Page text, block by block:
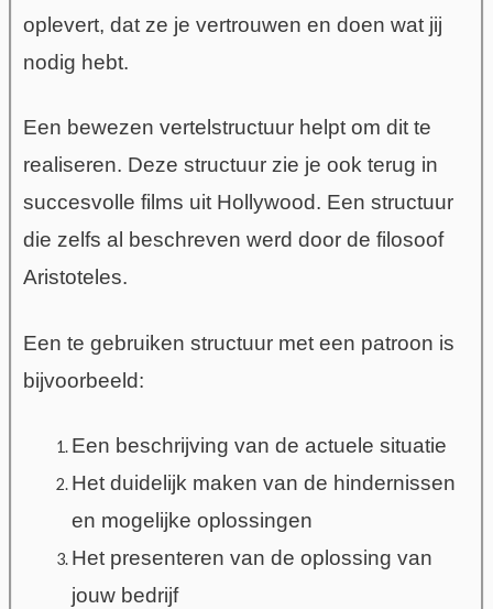
oplevert, dat ze je vertrouwen en doen wat jij
nodig hebt.
Een bewezen vertelstructuur helpt om dit te
realiseren. Deze structuur zie je ook terug in
succesvolle films uit Hollywood. Een structuur
die zelfs al beschreven werd door de filosoof
Aristoteles.
Een te gebruiken structuur met een patroon is
bijvoorbeeld:
Een beschrijving van de actuele situatie
Het duidelijk maken van de hindernissen
en mogelijke oplossingen
Het presenteren van de oplossing van
jouw bedrijf